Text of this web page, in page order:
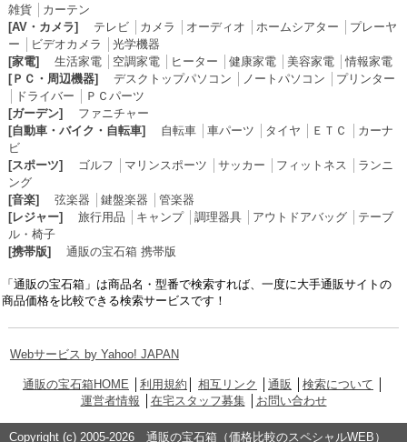
雑貨│ カーテン
[AV・カメラ]
テレビ│ カメラ オーディオ ホームシアター
プレーヤ
ー
ビデオカメラ
光学機器
[家電]
生活家電│ 空調家電│ ヒーター 健康家電│ 美容家電│情報家電
[ＰＣ・周辺機器]
デスクトップパソコン ノートパソコン
プリンター
ドライバー
ＰＣパーツ
[ガーデン]
ファニチャー
[自動車・バイク・自転車]
自転車│ 車パーツ タイヤ ＥＴＣ
カーナ
ビ
[スポーツ]
ゴルフ マリンスポーツ サッカー フィットネス
ランニ
ング
[音楽]
弦楽器 鍵盤楽器
管楽器
[レジャー]
旅行用品 キャンプ│ 調理器具│ アウトドアバッグ│ テーブ
ル・椅子
[携帯版]
通販の宝石箱 携帯版
「通販の宝石箱」は商品名・型番で検索すれば、一度に大手通販サイトの
商品価格を比較できる検索サービスです！
Webサービス by Yahoo! JAPAN
通販の宝石箱HOME 利用規約 相互リンク 通販 検索について
運営者情報
在宅スタッフ募集│ お問い合わせ
Copyright (c) 2005-2026 通販の宝石箱（価格比較のスペシャルWEB）